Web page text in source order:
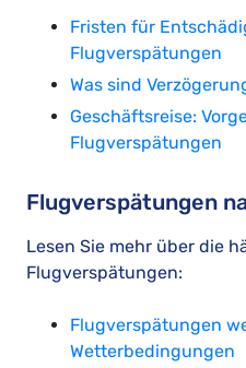
Fristen für
Flugverspätungen
Was sind
Geschäftsreise:
Flugverspätungen
Flugverspätungen
Lesen Sie mehr über die
Flugverspätungen:
Flugverspätungen
Wetterbedingungen